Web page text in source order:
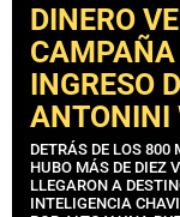
DINERO
CAMPAÑA
INGRESO
ANTONINI
DETRÁS DE LOS 800
HUBO MÁS DE DIEZ
LLEGARON A
INTELIGENCIA